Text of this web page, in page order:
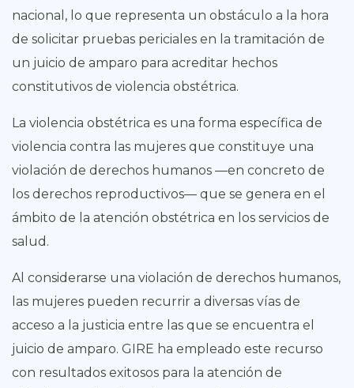
nacional, lo que representa un obstáculo a la hora
de solicitar pruebas periciales en la tramitación de
un juicio de amparo para acreditar hechos
constitutivos de violencia obstétrica.
La violencia obstétrica es una forma específica de
violencia contra las mujeres que constituye una
violación de derechos humanos —en concreto de
los derechos reproductivos— que se genera en el
ámbito de la atención obstétrica en los servicios de
salud.
Al considerarse una violación de derechos humanos,
las mujeres pueden recurrir a diversas vías de
acceso a la justicia entre las que se encuentra el
juicio de amparo. GIRE ha empleado este recurso
con resultados exitosos para la atención de